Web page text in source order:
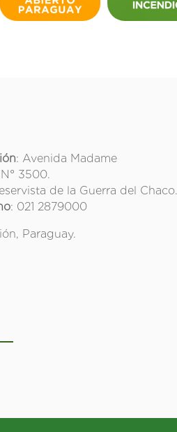
: Avenida Madame
3500.
de la Guerra del Chaco.
: 021 2879000
Paraguay.